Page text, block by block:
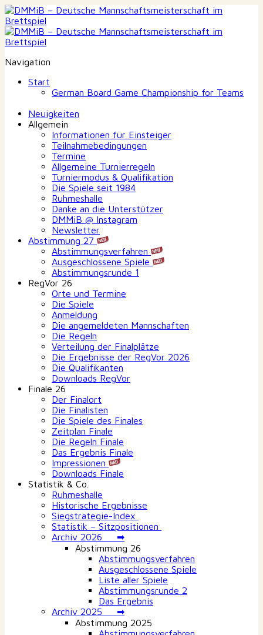
Navigation
Start
German Board Game Championship for Teams
Neuigkeiten
Allgemein
Informationen für Einsteiger
Teilnahmebedingungen
Termine
Allgemeine Turnierregeln
Turniermodus & Qualifikation
Die Spiele seit 1984
Ruhmeshalle
Danke an die Unterstützer
DMMiB @ Instagram
Newsletter
Abstimmung 27
Abstimmungsverfahren
Ausgeschlossene Spiele
Abstimmungsrunde 1
RegVor 26
Orte und Termine
Die Spiele
Anmeldung
Die angemeldeten Mannschaften
Die Regeln
Verteilung der Finalplätze
Die Ergebnisse der RegVor 2026
Die Qualifikanten
Downloads RegVor
Finale 26
Der Finalort
Die Finalisten
Die Spiele des Finales
Zeitplan Finale
Die Regeln Finale
Das Ergebnis Finale
Impressionen
Downloads Finale
Statistik & Co.
Ruhmeshalle
Historische Ergebnisse
Siegstrategie-Index
Statistik – Sitzpositionen
Archiv 2026 ➡
Abstimmung 26
Abstimmungsverfahren
Ausgeschlossene Spiele
Liste aller Spiele
Abstimmungsrunde 2
Das Ergebnis
Archiv 2025 ➡
Abstimmung 2025